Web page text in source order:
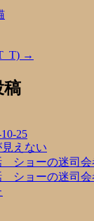
→
稿
25
えない
ショーの迷司会
ショーの迷司会